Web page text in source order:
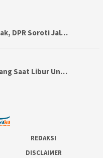
DPR Soroti Jal…
Saat Libur Un…
REDAKSI
DISCLAIMER